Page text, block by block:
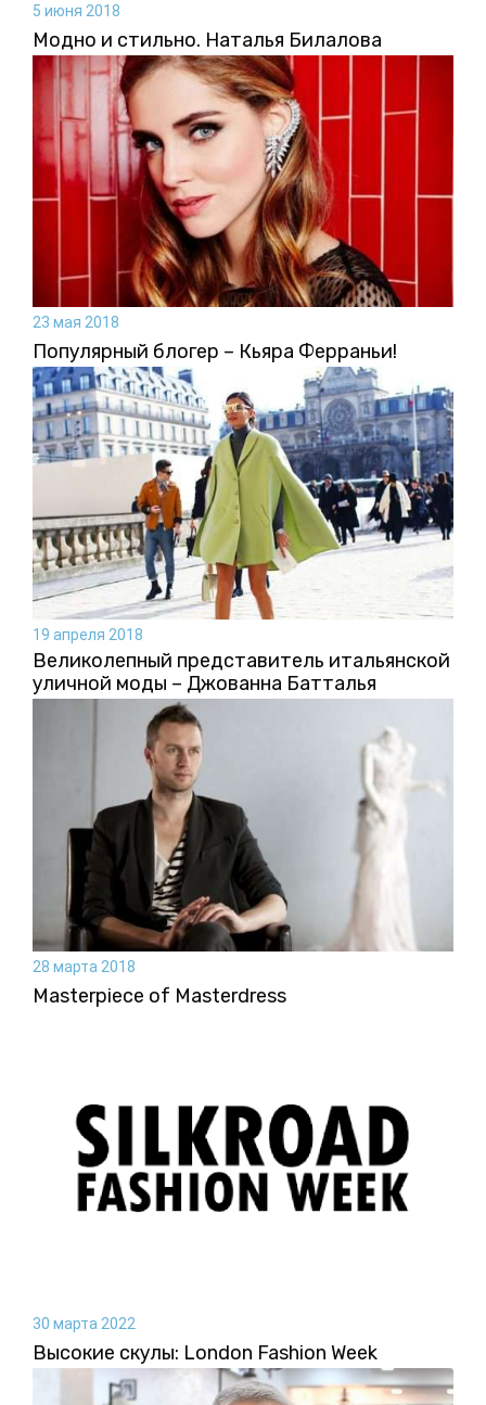
5 июня 2018
Модно и стильно. Наталья Билалова
23 мая 2018
Популярный блогер – Кьяра Ферраньи!
19 апреля 2018
Великолепный представитель итальянской
уличной моды – Джованна Батталья
28 марта 2018
Masterpiece of Masterdress
30 марта 2022
Высокие скулы: London Fashion Week